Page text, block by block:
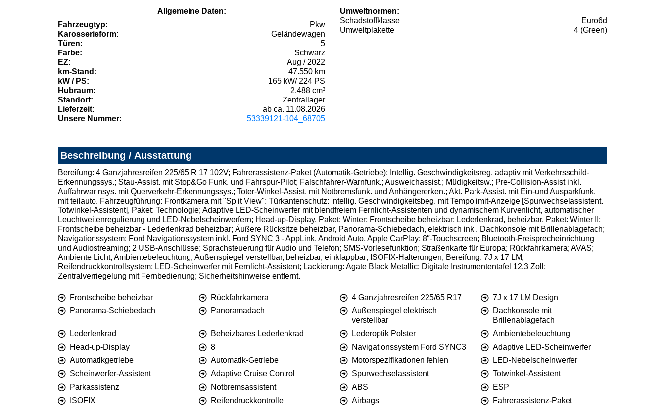
Allgemeine Daten:
Fahrzeugtyp:
Pkw
Karosserieform:
Geländewagen
Türen:
5
Farbe:
Schwarz
EZ:
Aug / 2022
km-Stand:
47.550 km
kW / PS:
165 kW/ 224 PS
Hubraum:
2.488 cm³
Standort:
Zentrallager
Lieferzeit:
ab ca. 11.08.2026
Unsere Nummer:
53339121-104_68705
Umweltnormen:
Schadstoffklasse
Euro6d
Umweltplakette
4 (Green)
Beschreibung / Ausstattung
Bereifung: 4 Ganzjahresreifen 225/65 R 17 102V; Fahrerassistenz-Paket (Automatik-Getriebe); Intellig. Geschwindigkeitsreg. adaptiv mit Verkehrsschild-
Erkennungssys.; Stau-Assist. mit Stop&Go Funk. und Fahrspur-Pilot; Falschfahrer-Warnfunk.; Ausweichassist.; Müdigkeitsw.; Pre-Collision-Assist inkl.
Auffahrwar nsys. mit Querverkehr-Erkennungssys.; Toter-Winkel-Assist. mit Notbremsfunk. und Anhängererken.; Akt. Park-Assist. mit Ein-und Ausparkfunk.
mit teilauto. Fahrzeugführung; Frontkamera mit "Split View"; Türkantenschutz; Intellig. Geschwindigkeitsbeg. mit Tempolimit-Anzeige [Spurwechselassistent,
Totwinkel-Assistent], Paket: Technologie; Adaptive LED-Scheinwerfer mit blendfreiem Fernlicht-Assistenten und dynamischem Kurvenlicht, automatischer
Leuchtweitenregulierung und LED-Nebelscheinwerfern; Head-up-Display, Paket: Winter; Frontscheibe beheizbar; Lederlenkrad, beheizbar, Paket: Winter II;
Frontscheibe beheizbar - Lederlenkrad beheizbar; Äußere Rücksitze beheizbar, Panorama-Schiebedach, elektrisch inkl. Dachkonsole mit Brillenablagefach;
Navigationssystem: Ford Navigationssystem inkl. Ford SYNC 3 - AppLink, Android Auto, Apple CarPlay; 8″-Touchscreen; Bluetooth-Freisprecheinrichtung
und Audiostreaming; 2 USB-Anschlüsse; Sprachsteuerung für Audio und Telefon; SMS-Vorlesefunktion; Straßenkarte für Europa; Rückfahrkamera; AVAS;
Ambiente Licht, Ambientebeleuchtung; Außenspiegel verstellbar, beheizbar, einklappbar; ISOFIX-Halterungen; Bereifung: 7J x 17 LM;
Reifendruckkontrollsystem; LED-Scheinwerfer mit Fernlicht-Assistent; Lackierung: Agate Black Metallic; Digitale Instrumententafel 12,3 Zoll;
Zentralverriegelung mit Fernbedienung; Sicherheitshinweise entfernt.
Frontscheibe beheizbar Rückfahrkamera 4 Ganzjahresreifen 225/65 R17
7J x 17 LM Design
Panorama-Schiebedach
Panoramadach
Außenspiegel elektrisch
verstellbar
Dachkonsole mit
Brillenablagefach
Lederlenkrad
Beheizbares Lederlenkrad Lederoptik Polster
Ambientebeleuchtung
Head-up-Display
8 Navigationssystem Ford SYNC3
Adaptive LED-Scheinwerfer
Automatikgetriebe
Automatik-Getriebe Motorspezifikationen fehlen
LED-Nebelscheinwerfer
Scheinwerfer-Assistent
Adaptive Cruise Control Spurwechselassistent
Totwinkel-Assistent
Parkassistenz
Notbremsassistent ABS
ESP
ISOFIX
Reifendruckkontrolle Airbags
Fahrerassistenz-Paket